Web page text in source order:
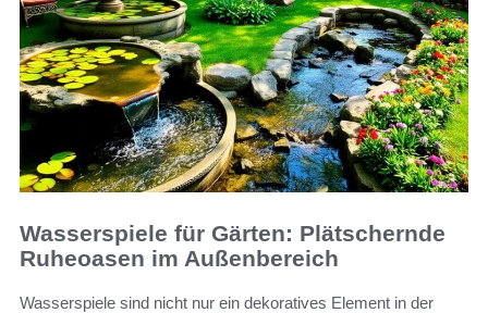
Wasserspiele für Gärten: Plätschernde
Ruheoasen im Außenbereich
Wasserspiele sind nicht nur ein dekoratives Element in der